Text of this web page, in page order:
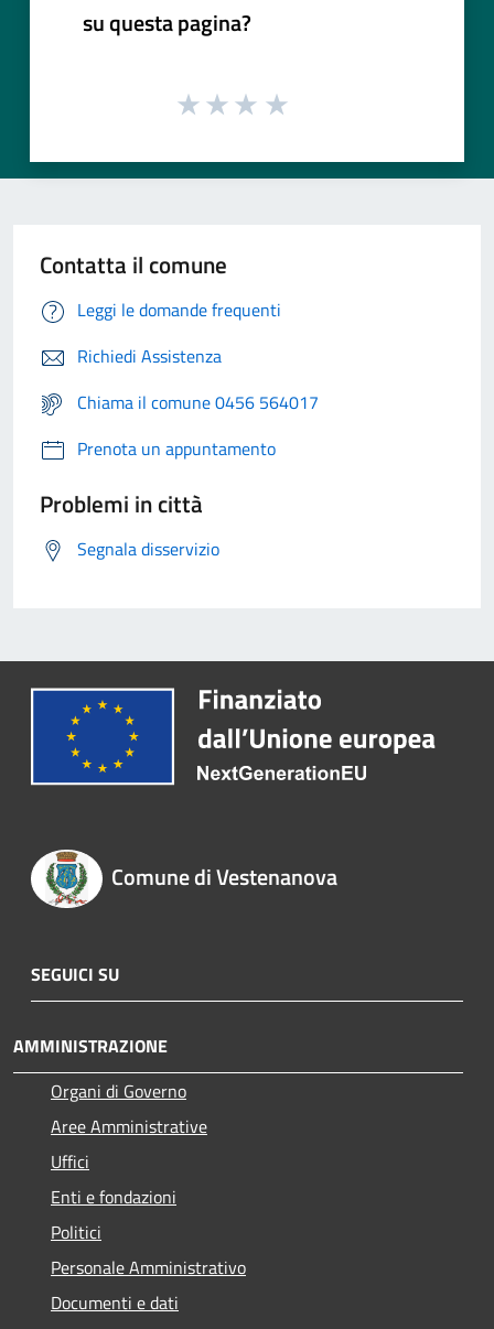
su questa pagina?
Contatta il comune
Leggi le domande frequenti
Richiedi Assistenza
Chiama il comune 0456 564017
Prenota un appuntamento
Problemi in città
Segnala disservizio
Comune di Vestenanova
SEGUICI SU
AMMINISTRAZIONE
Organi di Governo
Aree Amministrative
Uffici
Enti e fondazioni
Politici
Personale Amministrativo
Documenti e dati